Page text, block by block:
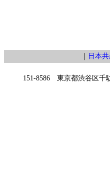
｜ 日本
151-8586 東京都渋谷区